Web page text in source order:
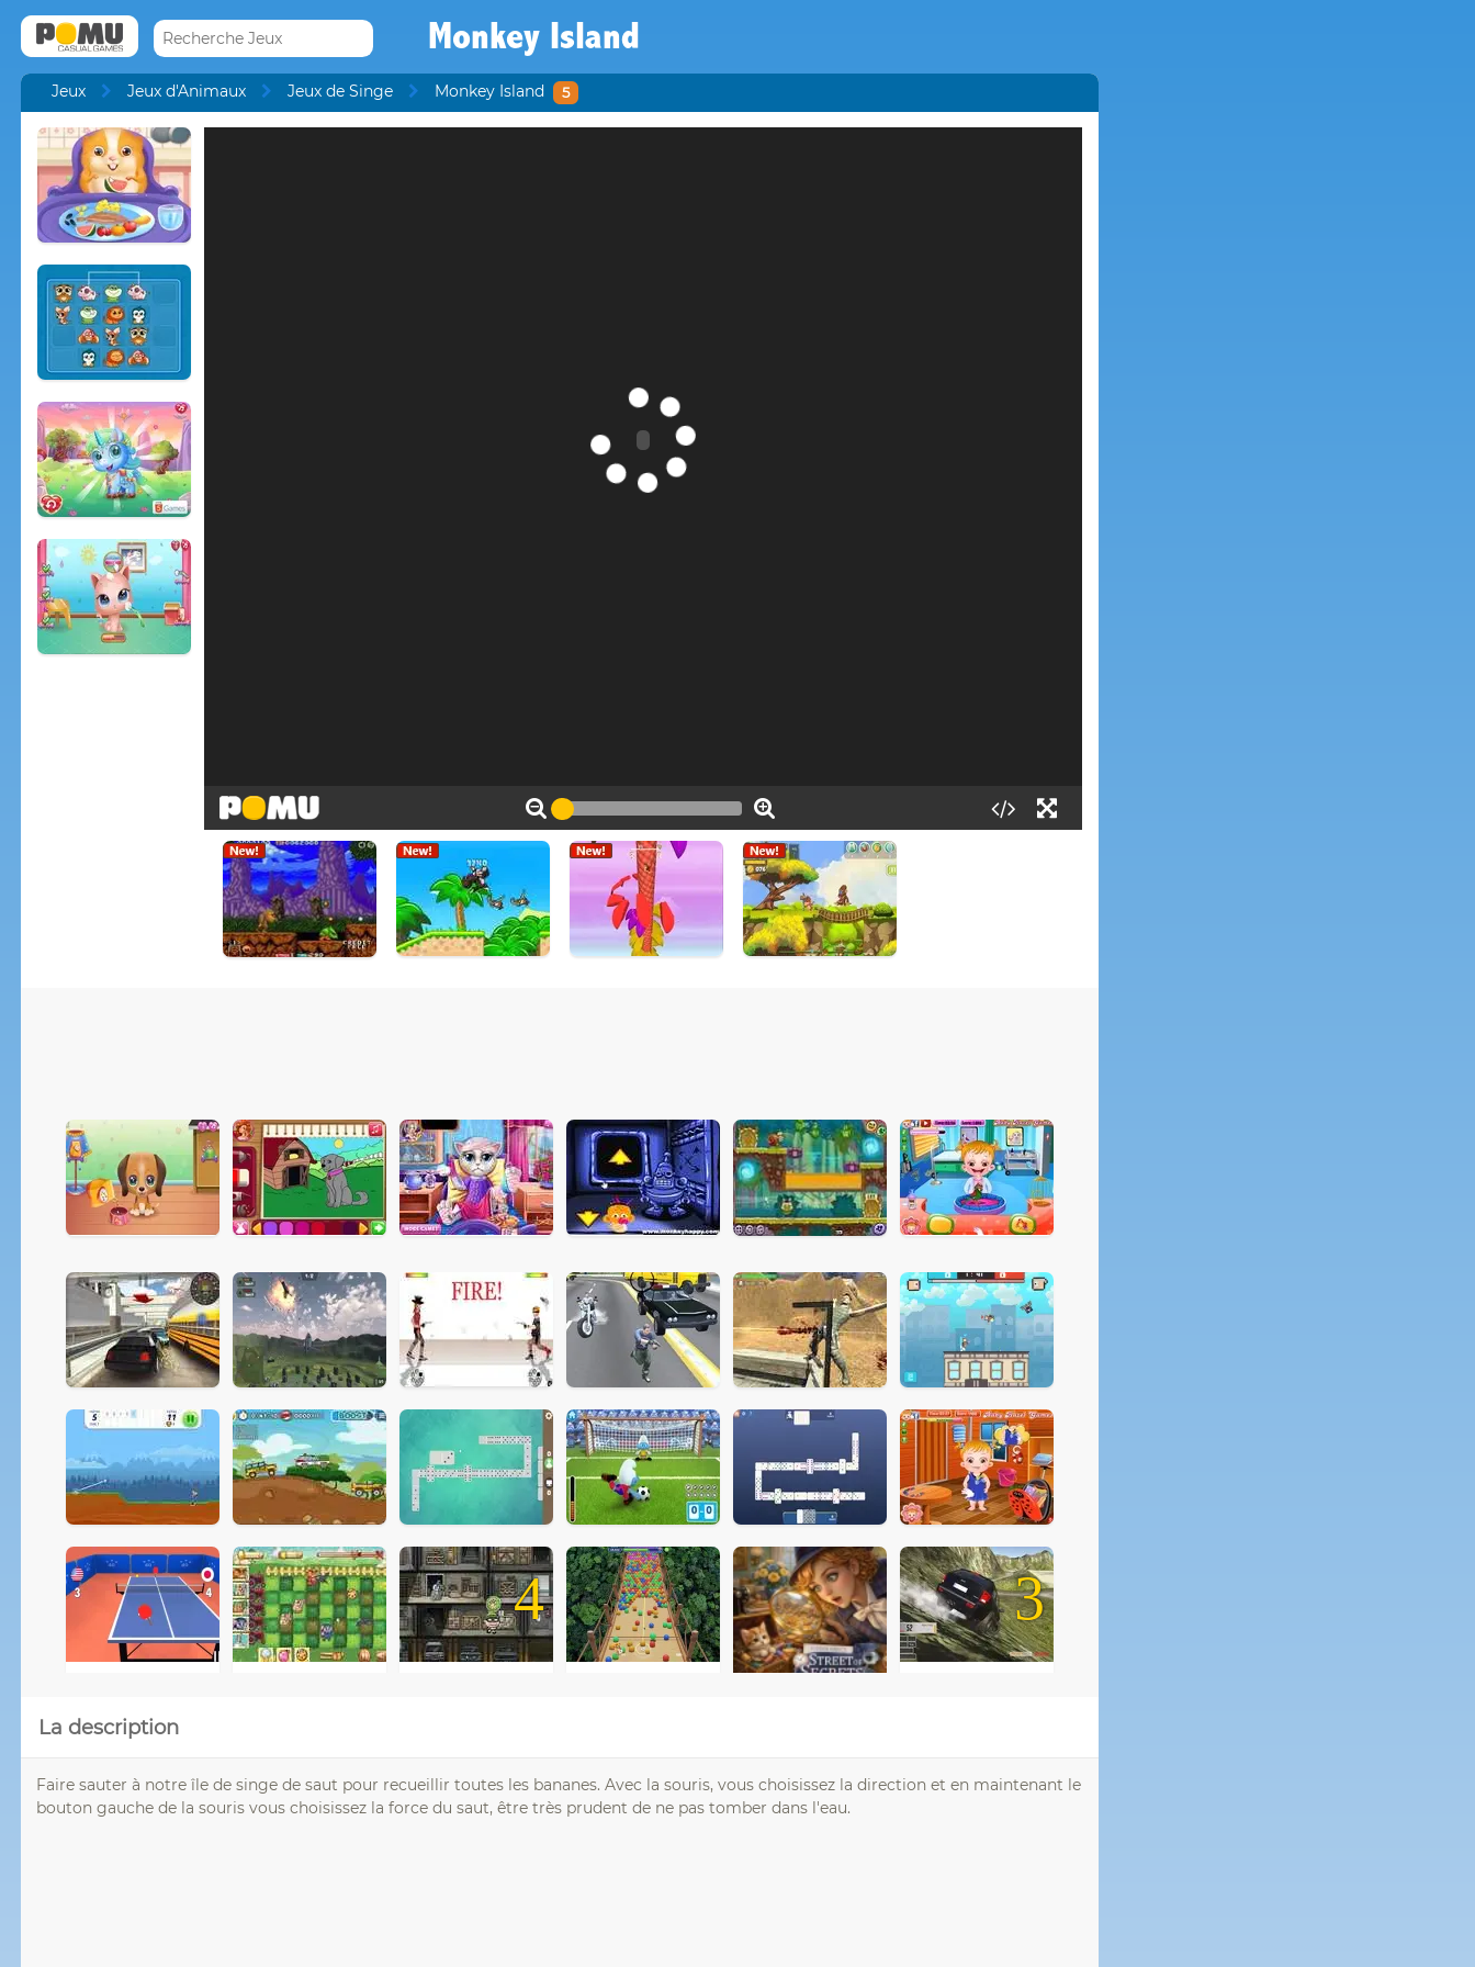
Monkey Island
Jeux Jeux d'Animaux Jeux de Singe Monkey Island 5
4 3
La description
Faire sauter à notre île de singe de saut pour recueillir toutes les bananes. Avec la souris, vous choisissez la direction et en maintenant le
bouton gauche de la souris vous choisissez la force du saut, être très prudent de ne pas tomber dans l'eau.